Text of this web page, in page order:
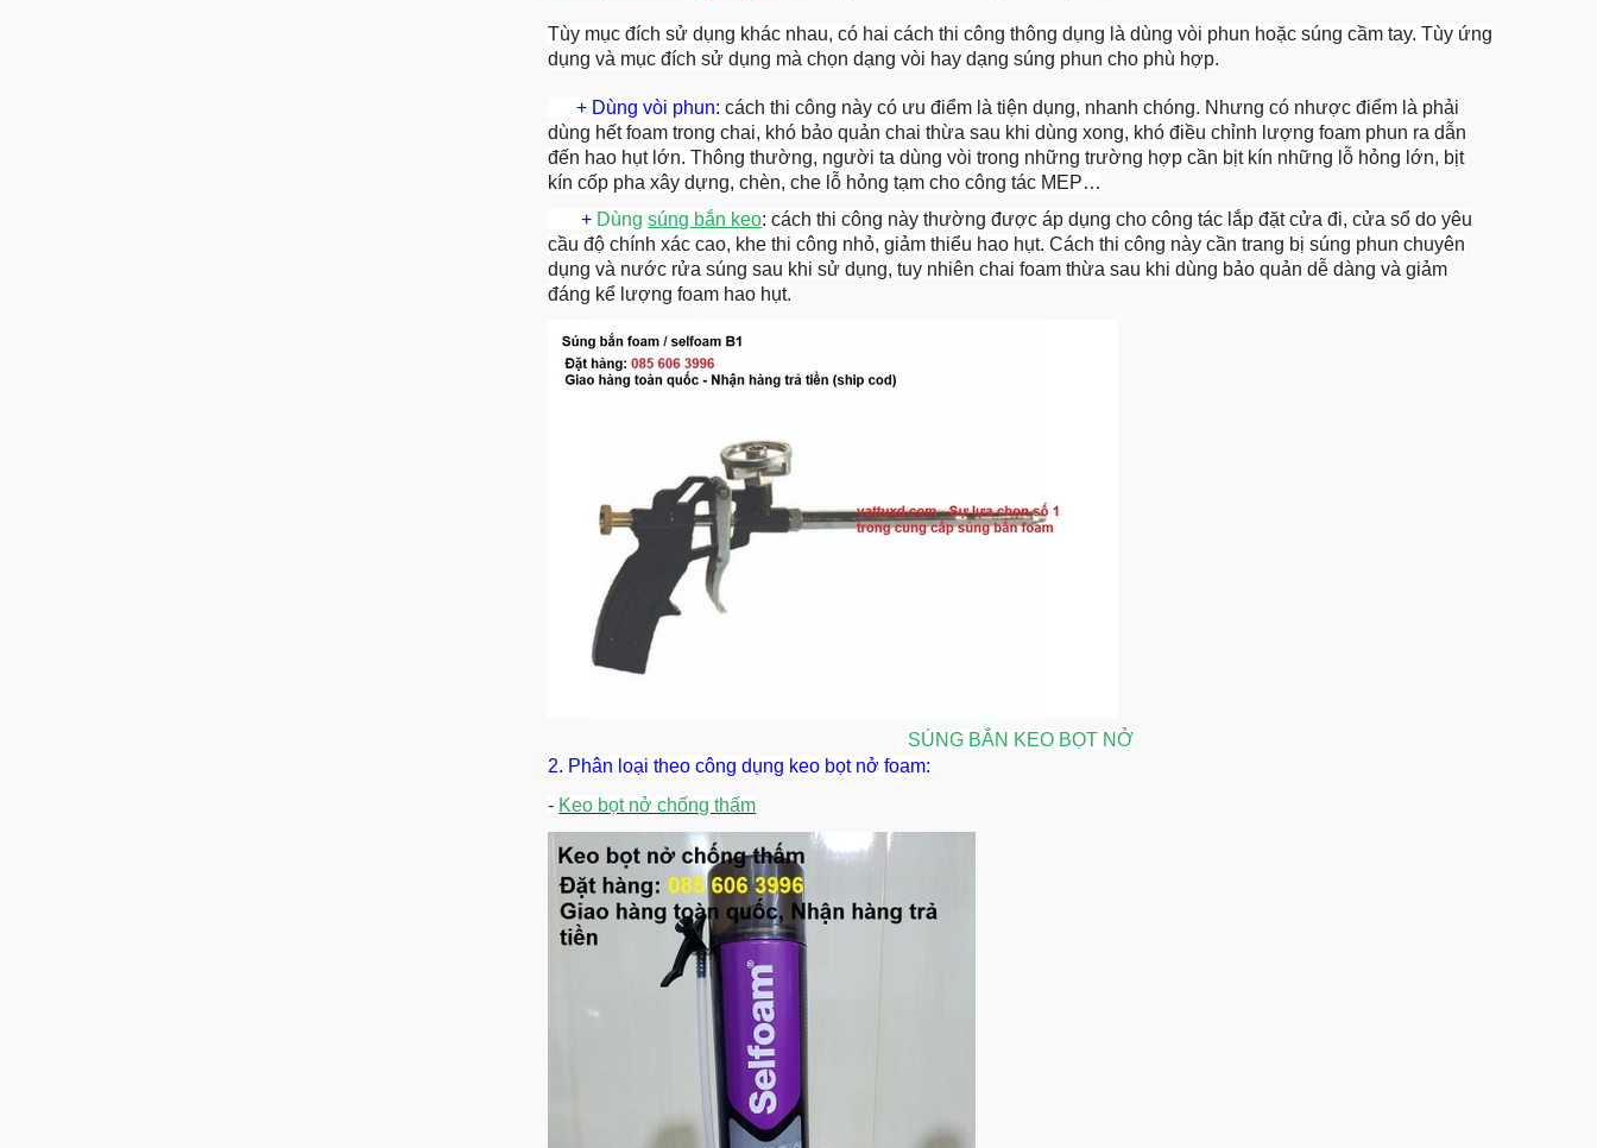
Tùy mục đích sử dụng khác nhau, có hai cách thi công thông dụng là dùng vòi phun hoặc súng cầm tay. Tùy ứng
dụng và mục đích sử dụng mà chọn dạng vòi hay dạng súng phun cho phù hợp.
+ Dùng vòi phun: cách thi công này có ưu điểm là tiện dụng, nhanh chóng. Nhưng có nhược điểm là phải
dùng hết foam trong chai, khó bảo quản chai thừa sau khi dùng xong, khó điều chỉnh lượng foam phun ra dẫn
đến hao hụt lớn. Thông thường, người ta dùng vòi trong những trường hợp cần bịt kín những lỗ hỏng lớn, bịt
kín cốp pha xây dựng, chèn, che lỗ hỏng tạm cho công tác MEP…
+ Dùngsúng bắn keo: cách thi công này thường được áp dụng cho công tác lắp đặt cửa đi, cửa sổ do yêu
cầu độ chính xác cao, khe thi công nhỏ, giảm thiểu hao hụt. Cách thi công này cần trang bị súng phun chuyên
dụng và nước rửa súng sau khi sử dụng, tuy nhiên chai foam thừa sau khi dùng bảo quản dễ dàng và giảm
đáng kể lượng foam hao hụt.
SÚNG BẮN KEO BỌT NỞ
2. Phân loại theo công dụng keo bọt nở foam:
- Keo bọt nở chống thấm